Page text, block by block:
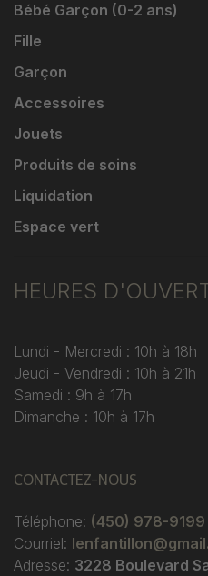
Bébé Garçon (0-2 ans)
Fille
Garçon
Accessoires
Jouets
Produits de soins
Liquidation
Espace vert
HEURES
Lundi - Mercredi : 10h à 18h
Jeudi - Vendredi : 10h à 21h
Samedi : 9h à 17h
Dimanche : 10h à 17h
CONTACTEZ-NOUS
Téléphone: (450) 978-9199
Courriel:
Adresse: 3228 Boulevard